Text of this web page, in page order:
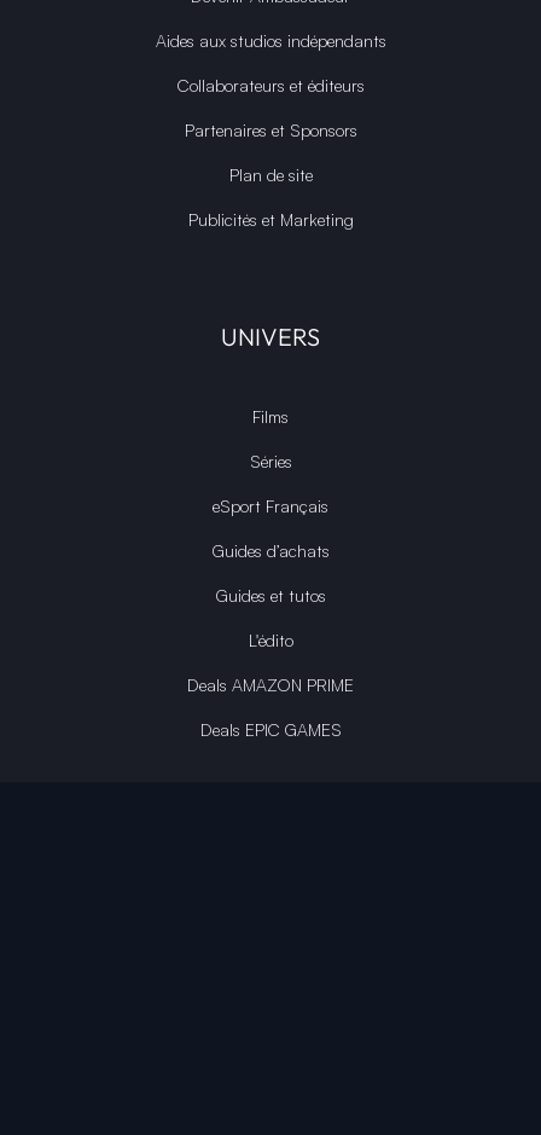
Aides aux studios indépendants
Collaborateurs et éditeurs
Partenaires et Sponsors
Plan de site
Publicités et Marketing
UNIVERS
Films
Séries
eSport Français
Guides d’achats
Guides et tutos
L'édito
Deals AMAZON PRIME
Deals EPIC GAMES